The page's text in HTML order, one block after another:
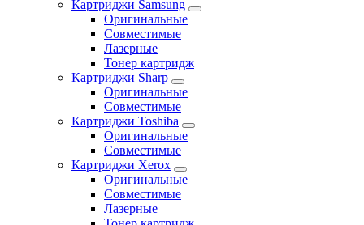
Картриджи Samsung
Оригинальные
Совместимые
Лазерные
Тонер картридж
Картриджи Sharp
Оригинальные
Совместимые
Картриджи Toshiba
Оригинальные
Совместимые
Картриджи Xerox
Оригинальные
Совместимые
Лазерные